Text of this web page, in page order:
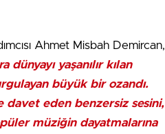
Ahmet Misbah Demircan,
dünyayı yaşanılır kılan
büyük bir ozandı.
eden benzersiz sesini,
müziğin dayatmalarına